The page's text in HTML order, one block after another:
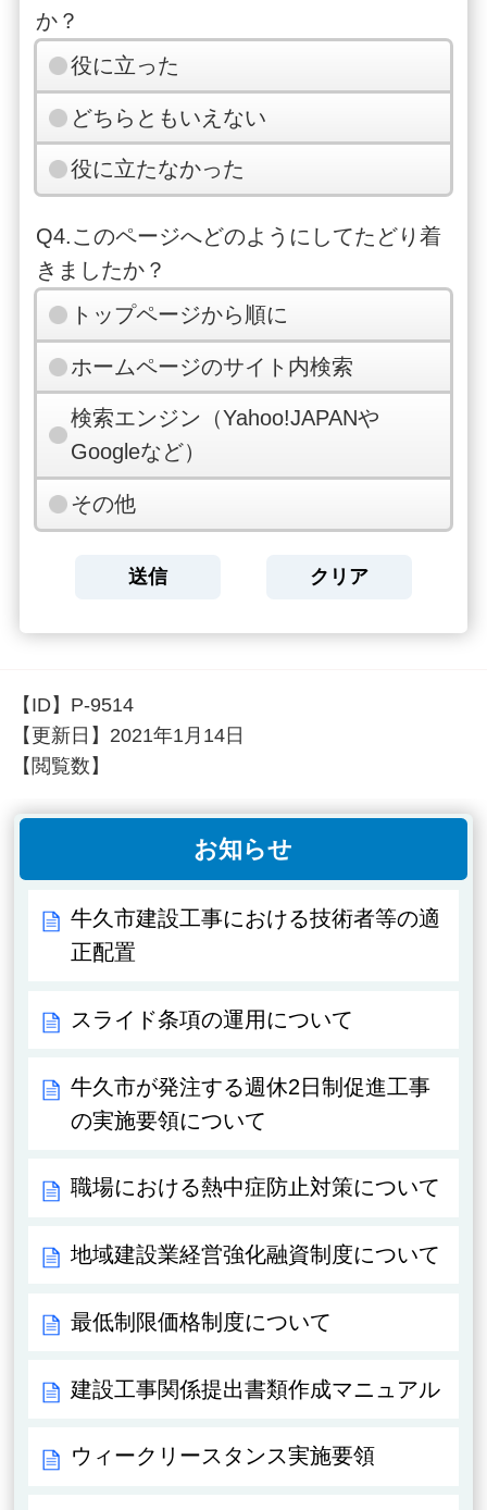
か？
役に立った
どちらともいえない
役に立たなかった
Q4.このページへどのようにしてたどり着
きましたか？
トップページから順に
ホームページのサイト内検索
検索エンジン（Yahoo!JAPANや
Googleなど）
その他
【ID】 P-9514
【更新日】 2021年1月14日
【閲覧数】
お知らせ
牛久市建設工事における技術者等の適
正配置
スライド条項の運用について
牛久市が発注する週休2日制促進工事
の実施要領について
職場における熱中症防止対策について
地域建設業経営強化融資制度について
最低制限価格制度について
建設工事関係提出書類作成マニュアル
ウィークリースタンス実施要領